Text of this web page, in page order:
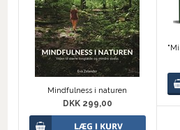
Mindfulness i naturen
DKK 299,00